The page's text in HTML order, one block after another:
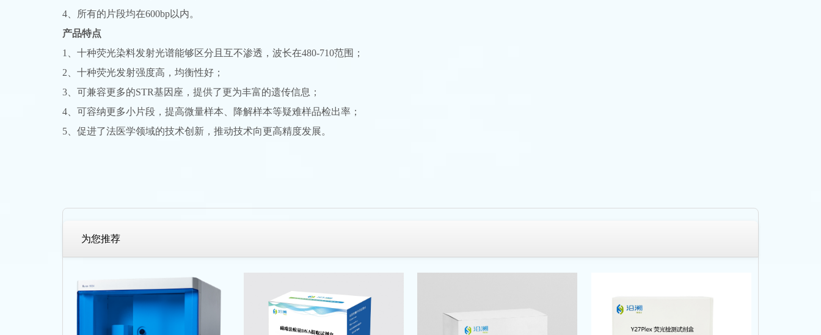
4、所有的片段均在600bp以内。
产品特点
1、十种荧光染料发射光谱能够区分且互不渗透，波长在480-710范围；
2、十种荧光发射强度高，均衡性好；
3、可兼容更多的STR基因座，提供了更为丰富的遗传信息；
4、可容纳更多小片段，提高微量样本、降解样本等疑难样品检出率；
5、促进了法医学领域的技术创新，推动技术向更高精度发展。
为您推荐